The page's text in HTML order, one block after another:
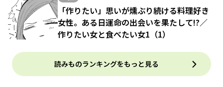
「作りたい」思いが燻ぶり続ける料理好き
女性。ある日運命の出会いを果たして!?／
作りたい女と食べたい女1（1）
読みものランキングをもっと見る